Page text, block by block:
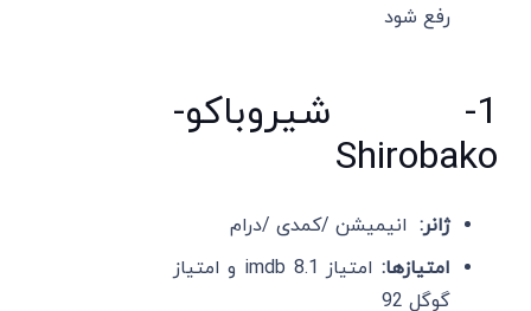
رفع شود
1- شیروباکو-
Shirobako
ژانر: انیمیشن /کمدی /درام
امتیازها:
امتیاز imdb 8.1 و امتیاز
گوگل 92